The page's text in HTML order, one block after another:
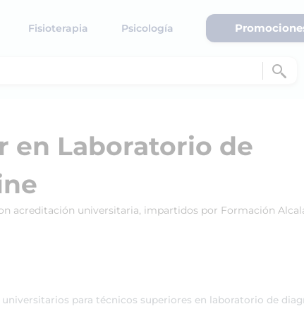
Fisioterapia Psicología
en Laboratorio de
acreditación universitaria, impartidos por Formación
universitarios para técnicos superiores en laboratorio de